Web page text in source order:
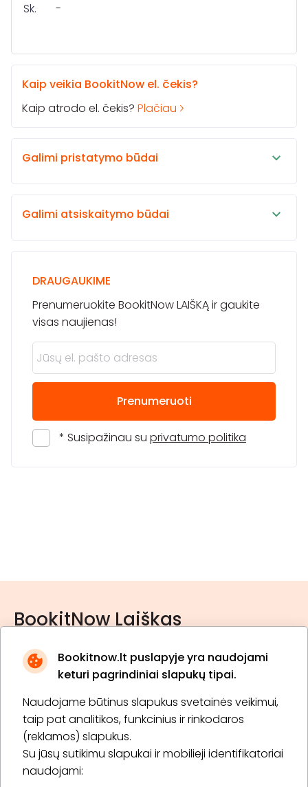
Bookitnow.lt puslapyje yra naudojami
keturi pagrindiniai slapukų tipai.
Naudojame būtinus slapukus svetainės veikimui,
taip pat analitikos, funkcinius ir rinkodaros
(reklamos) slapukus.
Su jūsų sutikimu slapukai ir mobilieji identifikatoriai
naudojami:
Sk.
-
Kaip veikia BookitNow el. čekis?
Kaip atrodo el. čekis? Plačiau
Galimi pristatymo būdai
Galimi atsiskaitymo būdai
DRAUGAUKIME
Prenumeruokite BookitNow LAIŠKĄ ir gaukite
visas naujienas!
Prenumeruoti
* Susipažinau su privatumo politika
BookitNow Laiškas
* Susipažinau su privatumo politika
Prenumeruoti